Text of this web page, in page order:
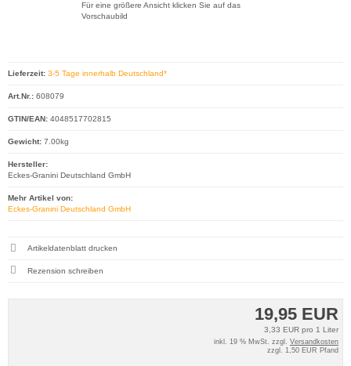
Für eine größere Ansicht klicken Sie auf das
Vorschaubild
19,95 EUR
3,33 EUR pro 1 Liter
inkl. 19 % MwSt. zzgl. Versandkosten
zzgl. 1,50 EUR Pfand
Lieferzeit: 3-5 Tage innerhalb Deutschland*
Art.Nr.: 608079
GTIN/EAN: 4048517702815
Gewicht: 7.00kg
Hersteller:
Eckes-Granini Deutschland GmbH
Mehr Artikel von:
Eckes-Granini Deutschland GmbH
Artikeldatenblatt drucken
Rezension schreiben